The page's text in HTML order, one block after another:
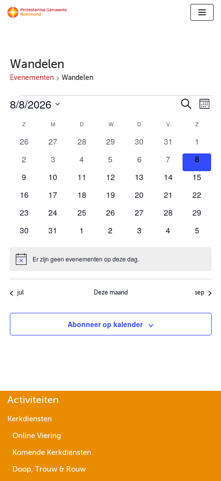
inhoud
Wandelen
Evenementen Wandelen
Zoeken
8/8/2026
datum.
Kalender
van
Evenementen
Z M D W D V Z
0
26
0
27
0
28
0
29
0
30
0
evenementen
31
0
1
0
2
0
3
0
4
0
5
0
evenementen
6
0
evenementen
7
0
8
0
9
0
10
0
11
0
12
0
13
0
14
0
15
0
16
0
17
0
18
0
19
0
20
0
21
0
22
0
23
0
24
0
25
0
26
0
27
0
28
0
29
0
30
0
31
0
1
0
2
0
3
0
4
0
5
BerichtEr zijn geen evenementen op deze dag.
jul Deze maand sep
Abonneer op kalender
Activiteiten
Kerkdiensten
Online Viering
Komende Kerkdiensten
Doop, Trouw & Rouw